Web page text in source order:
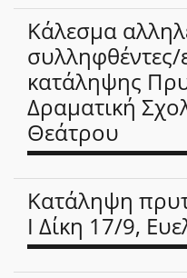
Κάλεσμα
συλληφθέντες/
κατάληψης
Δραματική
Θεάτρου
Κατάληψη
Ι Δίκη 17/9,